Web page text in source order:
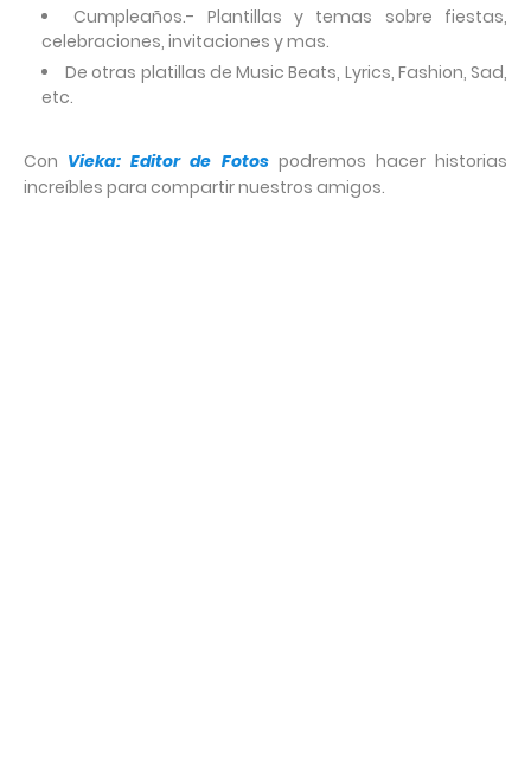
Cumpleaños.- Plantillas y temas sobre fiestas,
celebraciones, invitaciones y mas.
De otras platillas de Music Beats, Lyrics, Fashion, Sad,
etc.
Con Vieka: Editor de Fotospodremos hacer historias
increíbles para compartir nuestros amigos.